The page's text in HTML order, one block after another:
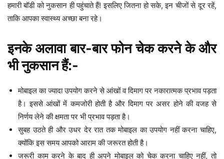
हमारी बॉडी को नुकसान ही पहुंचाते हैं! इसलिए जितना हो सके, इन चीजों से दूर रहें,
ताकि आपका स्वास्थ्य अच्छा बना रहे।
इनके अलावा बार-बार फोन चेक करने के और
भी नुकसान हैं:-
मोबाइल का ज्यादा उपयोग करने से आंखों व दिमाग पर नकारात्मक प्रभाव पड़ता
है। इससे आंखों में कमजोरी होती है और दिमाग पर असर होने की वजह से
निर्णय लेने की क्षमता पर भी प्रभाव पड़ता है।
सुबह उठते ही और उधर देर रात तक मोबाइल का उपयोग नहीं करना चाहिए,
क्योंकि इस समय आपको आराम की जरूरत होती है।
जरूरी काम करने के बाद ही अपने मोबाइल को चेक करना चाहिए नहीं, तो